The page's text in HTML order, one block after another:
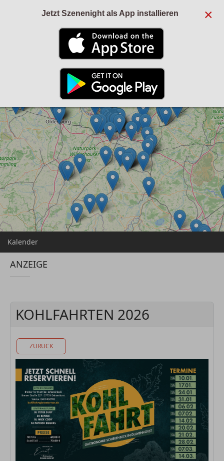
Kalender
ANZEIGE
KOHLFAHRTEN 2026
ZURÜCK
×
Jetzt Szenenight als App installieren